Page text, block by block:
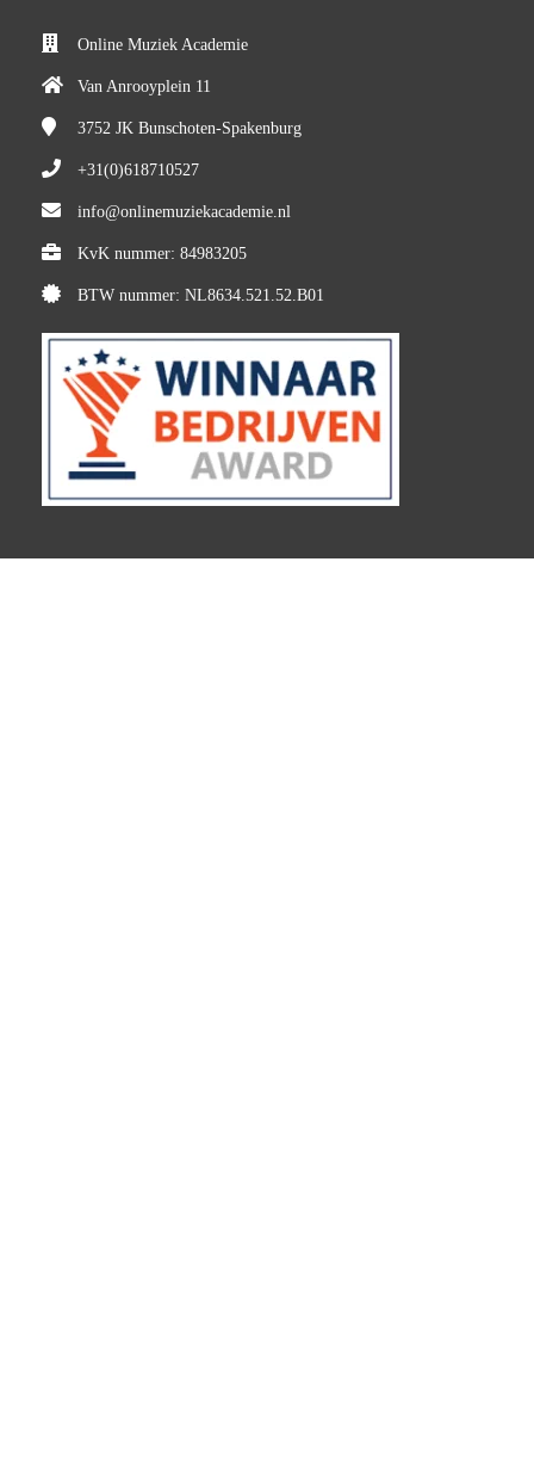
Online Muziek Academie
Van Anrooyplein 11
3752 JK Bunschoten-Spakenburg
+31(0)618710527
info@onlinemuziekacademie.nl
KvK nummer: 84983205
BTW nummer: NL8634.521.52.B01